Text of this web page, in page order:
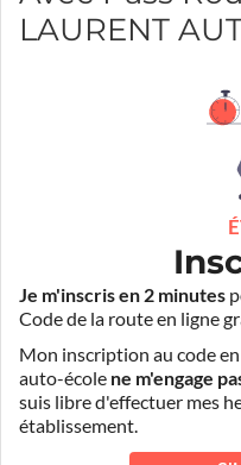
LAURENT
Je m'inscris en 2 minutes
Code de la route en ligne
Mon inscription au code
auto-école ne m'engage
suis libre d'effectuer mes
établissement.